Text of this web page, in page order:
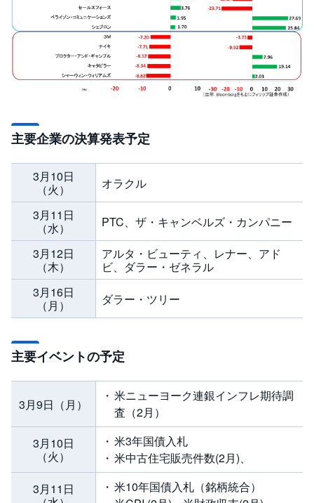
主要企業の決算発表予定
3月10日
（火）
オラクル
3月11日
（水）
PTC、ザ・キャンベルズ・カンパニー
3月12日
（木）
アルタ・ビューティ、レナー、アド
ビ、ダラー・ゼネラル
3月16日
（月）
ダラー・ツリー
主要イベントの予定
3月9日（月）
米ニューヨーク連銀インフレ期待調
査（2月）
3月10日
（火）
米3年国債入札
米中古住宅販売件数(2月)、
3月11日
米10年国債入札（銘柄統合）